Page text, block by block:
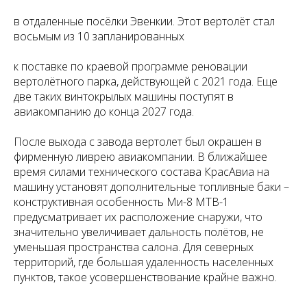
в отдаленные посёлки Эвенкии. Этот вертолёт стал
восьмым из 10 запланированных
к поставке по краевой программе реновации
вертолётного парка, действующей с 2021 года. Еще
две таких винтокрылых машины поступят в
авиакомпанию до конца 2027 года.
После выхода с завода вертолет был окрашен в
фирменную ливрею авиакомпании. В ближайшее
время силами технического состава КрасАвиа на
машину установят дополнительные топливные баки –
конструктивная особенность Ми-8 МТВ-1
предусматривает их расположение снаружи, что
значительно увеличивает дальность полётов, не
уменьшая пространства салона. Для северных
территорий, где большая удаленность населенных
пунктов, такое усовершенствование крайне важно.